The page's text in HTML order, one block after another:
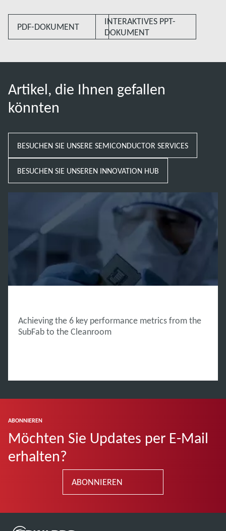
PDF-DOKUMENT
INTERAKTIVES PPT-
DOKUMENT
Artikel, die Ihnen gefallen
könnten
BESUCHEN SIE UNSERE SEMICONDUCTOR SERVICES
BESUCHEN SIE UNSEREN INNOVATION HUB
Achieving the 6 key performance metrics from the
SubFab to the Cleanroom
ABONNIEREN
Möchten Sie Updates per E-Mail
erhalten?
ABONNIEREN